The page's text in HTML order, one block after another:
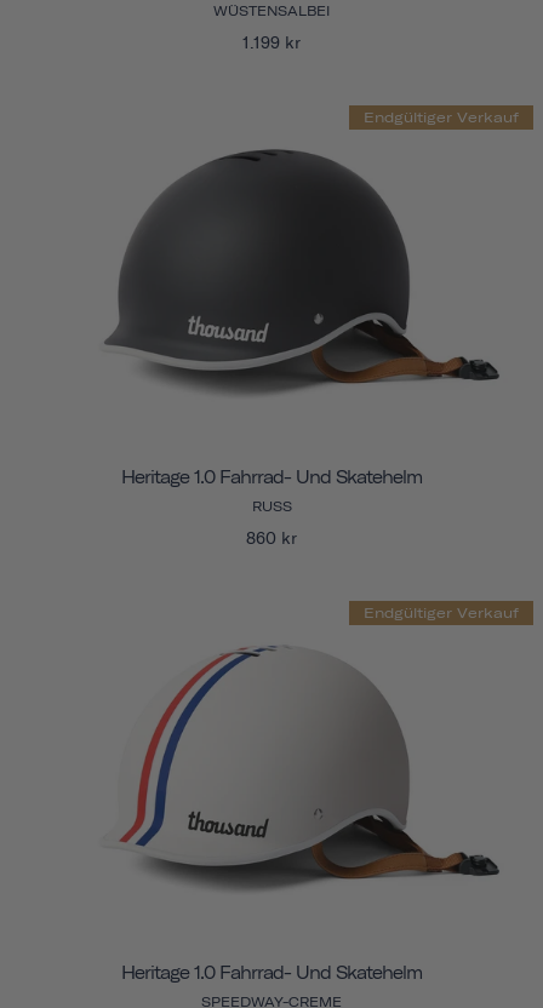
WÜSTENSALBEI
1.199 kr
Endgültiger Verkauf
Heritage 1.0 Fahrrad- Und Skatehelm
RUSS
860 kr
Endgültiger Verkauf
Heritage 1.0 Fahrrad- Und Skatehelm
SPEEDWAY-CREME